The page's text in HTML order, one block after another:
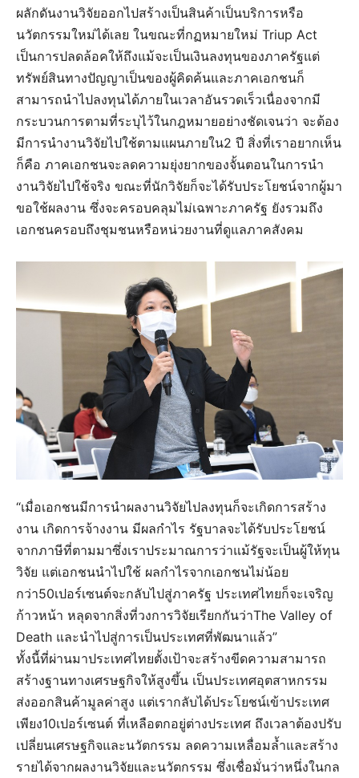
ผลักดันงานวิจัยออกไปสร้างเป็นสินค้าเป็นบริการหรือ
นวัตกรรมใหม่ได้เลย ในขณะที่กฏหมายใหม่ Triup Act
เป็นการปลดล้อคให้ถึงแม้จะเป็นเงินลงทุนของภาครัฐแต่
ทรัพย์สินทางปัญญาเป็นของผู้คิดค้นและภาคเอกชนก็
สามารถนำไปลงทุนได้ภายในเวลาอันรวดเร็วเนื่องจากมี
กระบวนการตามที่ระบุไว้ในกฎหมายอย่างชัดเจนว่า จะต้อง
มีการนำงานวิจัยไปใช้ตามแผนภายใน2 ปี สิ่งที่เราอยากเห็น
ก็คือ ภาคเอกชนจะลดความยุ่งยากของจั้นตอนในการนำ
งานวิจัยไปใช้จริง ขณะที่นักวิจัยก็จะได้รับประโยชน์จากผู้มา
ขอใช้ผลงาน ซึ่งจะครอบคลุมไม่เฉพาะภาครัฐ ยังรวมถึง
เอกชนครอบถึงชุมชนหรือหน่วยงานที่ดูแลภาคสังคม
“เมื่อเอกชนมีการนำผลงานวิจัยไปลงทุนก็จะเกิดการสร้าง
งาน เกิดการจ้างงาน มีผลกำไร รัฐบาลจะได้รับประโยชน์
จากภาษีที่ตามมาซึ่งเราประมาณการว่าแม้รัฐจะเป็นผู้ให้ทุน
วิจัย แต่เอกชนนำไปใช้ ผลกำไรจากเอกชนไม่น้อย
กว่า50เปอร์เซนต์จะกลับไปสู่ภาครัฐ ประเทศไทยก็จะเจริญ
ก้าวหน้า หลุดจากสิ่งที่วงการวิจัยเรียกกันว่าThe Valley of
Death และนำไปสู่การเป็นประเทศที่พัฒนาแล้ว”
ทั้งนี้ที่ผ่านมาประเทศไทยตั้งเป้าจะสร้างขีดความสามารถ
สร้างฐานทางเศรษฐกิจให้สูงขึ้น เป็นประเทศอุตสาหกรรม
ส่งออกสินค้ามูลค่าสูง แต่เรากลับได้ประโยชน์เข้าประเทศ
เพียง10เปอร์เซนต์ ที่เหลือตกอยู่ต่างประเทศ ถึงเวลาต้องปรับ
เปลี่ยนเศรษฐกิจและนวัตกรรม ลดความเหลื่อมล้ำและสร้าง
รายได้จากผลงานวิจัยและนวัตกรรม ซึ่งเชื่อมั่นว่าหนึ่งในกล